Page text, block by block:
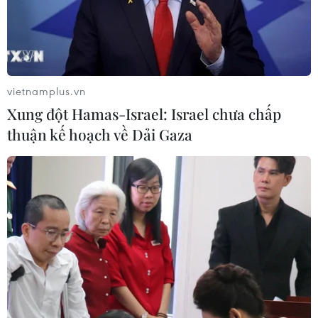
Sơn La hỗ trợ người dân di dời khỏi
nơi nguy hiểm do mưa lũ
06/08/2026 02:50
Dự án cao tốc Châu Đốc-Cần Thơ-
Sóc Trăng thiếu nguồn vật liệu thi
công
06/08/2026 02:33
Sắp thu phí thêm 5 dự án thành phần
cao tốc đoạn từ Quảng Ngãi-Nha
Trang
06/08/2026 02:27
vietnamplus.vn
Xung đột Hamas-Israel: Israel chưa chấp
thuận kế hoạch về Dải Gaza